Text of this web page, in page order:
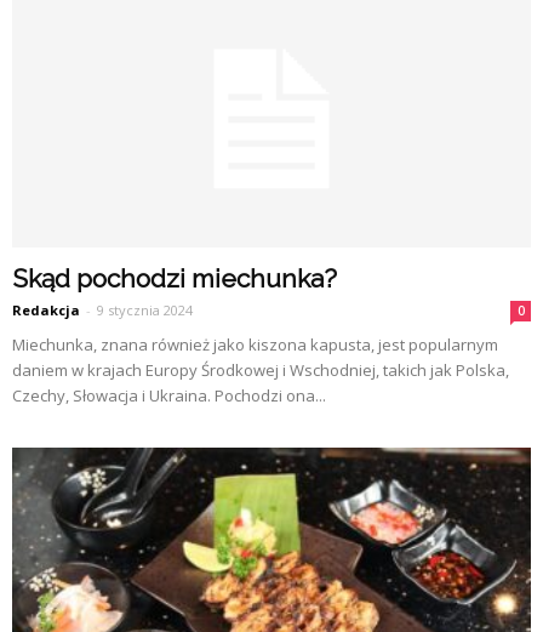
Skąd pochodzi miechunka?
Redakcja - 9 stycznia 2024 0
Miechunka, znana również jako kiszona kapusta, jest popularnym
daniem w krajach Europy Środkowej i Wschodniej, takich jak Polska,
Czechy, Słowacja i Ukraina. Pochodzi ona...